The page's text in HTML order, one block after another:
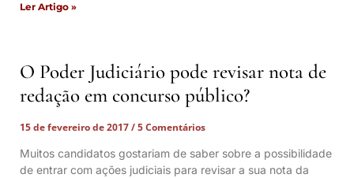
Ler Artigo »
O Poder Judiciário pode revisar nota de
redação em concurso público?
15 de fevereiro de 2017
5 Comentários
Muitos candidatos gostariam de saber sobre a possibilidade
de entrar com ações judiciais para revisar a sua nota da